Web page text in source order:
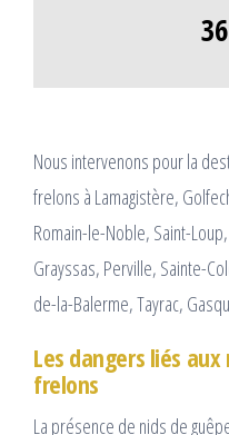
Nous intervenons pour la
frelons à Lamagistère,
Romain-le-Noble, Saint-
Grayssas, Perville, Sainte-
de-la-Balerme, Tayrac,
Les dangers liés
frelons
La présence de nids de